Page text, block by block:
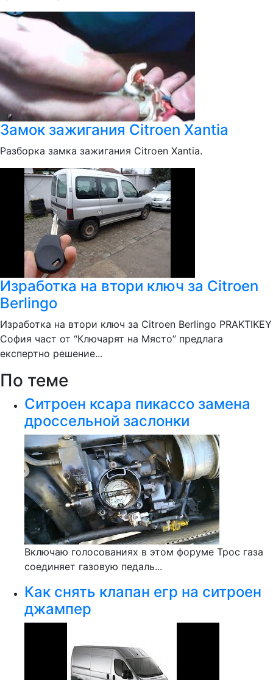
Замок зажигания Citroen Xantia
Разборка замка зажигания Citroen Xantia.
Изработка на втори ключ за Citroen
Berlingo
Изработка на втори ключ за Citroen Berlingo PRAKTIKEY
София част от “Ключарят на Място” предлага
експертно решение...
По теме
Ситроен ксара пикассо замена
дроссельной заслонки
Включаю голосованиях в этом форуме Трос газа
соединяет газовую педаль...
Как снять клапан егр на ситроен
джампер